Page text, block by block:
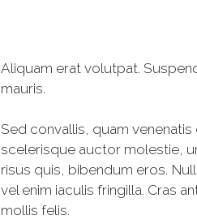
Aliquam erat volutpat.
mauris.
Sed convallis, quam
scelerisque auctor molestie,
risus quis, bibendum eros.
vel enim iaculis fringilla. Cras
mollis felis.